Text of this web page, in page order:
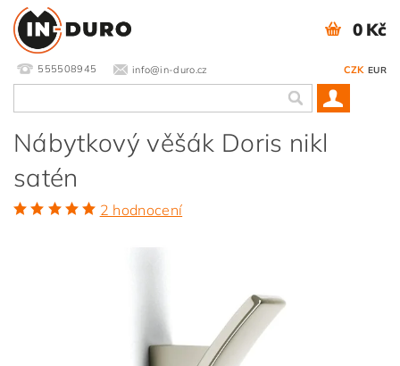
555508945 info@in-duro.cz CZK EUR
0 Kč
Nábytkový věšák Doris nikl
satén
2 hodnocení